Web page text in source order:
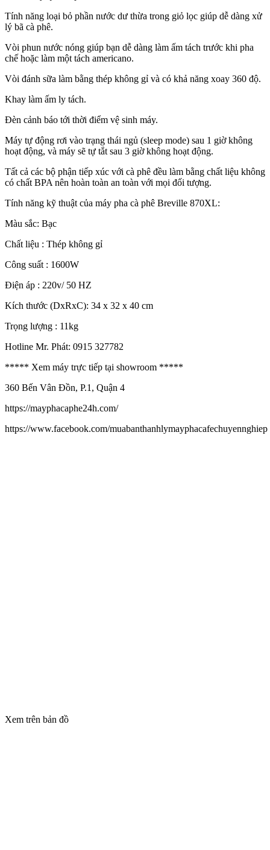
Tính năng loại bỏ phần nước dư thừa trong giỏ lọc giúp dễ dàng xử
lý bã cà phê.
Vòi phun nước nóng giúp bạn dễ dàng làm ấm tách trước khi pha
chế hoặc làm một tách americano.
Vòi đánh sữa làm bằng thép không gỉ và có khả năng xoay 360 độ.
Khay làm ấm ly tách.
Đèn cảnh báo tới thời điểm vệ sinh máy.
Máy tự động rơi vào trạng thái ngủ (sleep mode) sau 1 giờ không
hoạt động, và máy sẽ tự tắt sau 3 giờ không hoạt động.
Tất cả các bộ phận tiếp xúc với cà phê đều làm bằng chất liệu không
có chất BPA nên hoàn toàn an toàn với mọi đối tượng.
Tính năng kỹ thuật của máy pha cà phê Breville 870XL:
Màu sắc: Bạc
Chất liệu : Thép không gỉ
Công suất : 1600W
Điện áp : 220v/ 50 HZ
Kích thước (DxRxC): 34 x 32 x 40 cm
Trọng lượng : 11kg
Hotline Mr. Phát: 0915 327782
***** Xem máy trực tiếp tại showroom *****
360 Bến Vân Đồn, P.1, Quận 4
https://mayphacaphe24h.com/
https://www.facebook.com/muabanthanhlymayphacafechuyennghiep
Xem trên bản đồ